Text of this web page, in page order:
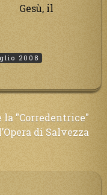
il
2008
la "Corredentrice"
di Salvezza